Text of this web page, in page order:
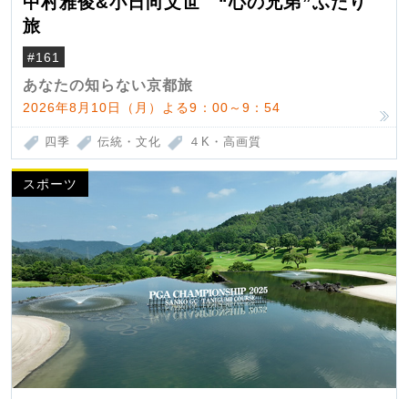
旅
#161
あなたの知らない京都旅
2026年8月10日（月）よる9：00～9：54
四季 伝統・文化 ４K・高画質
スポーツ